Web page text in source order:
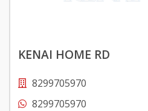
KENAI HOME RD
8299705970
8299705970